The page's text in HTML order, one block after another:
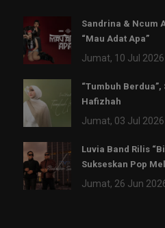
Sandrina & Ncum
“Mau Adat Apa”
Jumat, 10 Jul 2026
“Tumbuh
Hafizhah
Jumat, 03 Jul 2026
Luvia Band Rilis
Sukseskan Pop
Jumat, 26 Jun